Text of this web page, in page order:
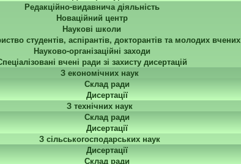
Редакційно-видавнича діяльність
Новаційний центр
Наукові школи
студентів, аспірантів, докторантів та молодих вчених
Науково-організаційні заходи
вчені ради зі захисту дисертацій
З економічних наук
Склад ради
Дисертації
З технічних наук
Склад ради
Дисертації
З сільськогосподарських наук
Дисертації
Склад ради